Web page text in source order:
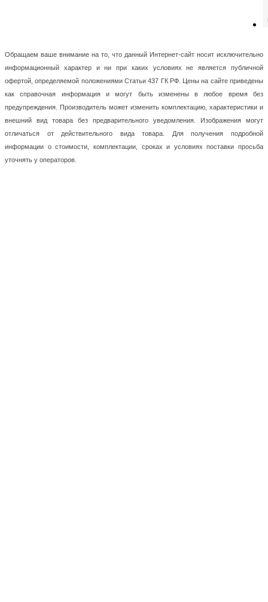
Обращаем ваше внимание на то, что данный Интернет-сайт носит исключительно
информационный характер и ни при каких условиях не является публичной
офертой, определяемой положениями Статьи 437 ГК РФ. Цены на сайте приведены
как справочная информация и могут быть изменены в любое время без
предупреждения. Производитель может изменить комплектацию, характеристики и
внешний вид товара без предварительного уведомления. Изображения могут
отличаться от действительного вида товара. Для получения подробной
информации о стоимости, комплектации, сроках и условиях поставки просьба
уточнять у операторов.